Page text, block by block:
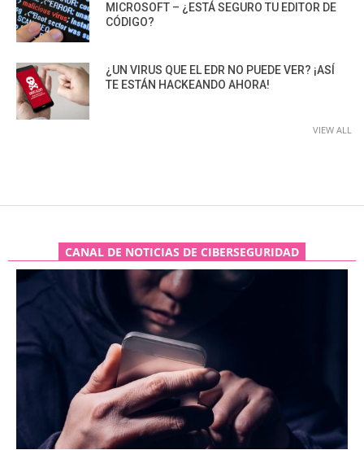
MICROSOFT – ¿ESTÁ SEGURO TU EDITOR DE
CÓDIGO?
¿UN VIRUS QUE EL EDR NO PUEDE VER? ¡ASÍ
TE ESTÁN HACKEANDO AHORA!
VIEW ALL
CANAL DE NOTICIAS DE CIBERSEGURIDAD